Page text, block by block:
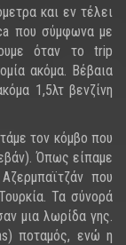
και εν τέλει
που σύμφωνα με
όταν το trip
ακόμα. Βέβαια
1,5λτ βενζίνη
τον κόμβο που
Όπως είπαμε
που
Τα σύνορά
μια λωρίδα γης.
ποταμός, ενώ η